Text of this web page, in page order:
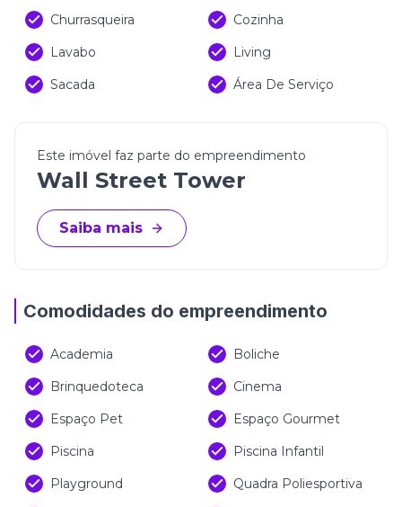
Churrasqueira
Cozinha
Lavabo
Living
Sacada
Área De Serviço
Este imóvel faz parte do empreendimento
Wall Street Tower
Saiba mais
Comodidades do empreendimento
Academia
Boliche
Brinquedoteca
Cinema
Espaço Pet
Espaço Gourmet
Piscina
Piscina Infantil
Playground
Quadra Poliesportiva